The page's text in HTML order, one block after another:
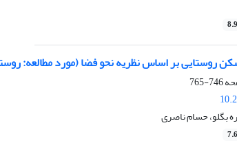
روستایی بر اساس نظریه نحو فضا (مورد مطالعه:
746-765
بگلو، حسام ناصری